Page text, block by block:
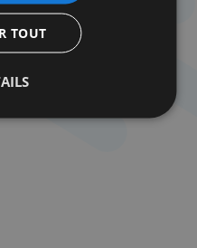
avenir dans cette
à façonner depuis des
TOUT